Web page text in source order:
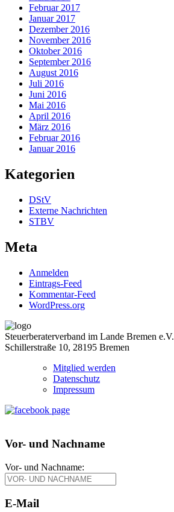
Februar 2017
Januar 2017
Dezember 2016
November 2016
Oktober 2016
September 2016
August 2016
Juli 2016
Juni 2016
Mai 2016
April 2016
März 2016
Februar 2016
Januar 2016
Kategorien
DStV
Externe Nachrichten
STBV
Meta
Anmelden
Eintrags-Feed
Kommentar-Feed
WordPress.org
Steuerberaterverband im Lande Bremen e.V.
Schillerstraße 10, 28195 Bremen
Mitglied werden
Datenschutz
Impressum
Vor- und Nachname
Vor- und Nachname:
E-Mail